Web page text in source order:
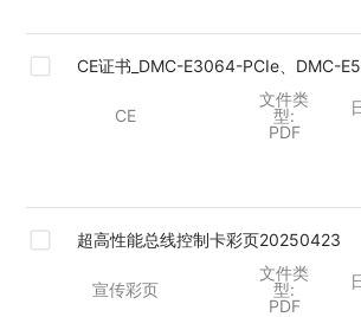
CE证书_DMC-E3064-PCIe、DMC-
CE
文件类
型:
PDF
超高性能总线控制卡彩页20250423
宣传彩页
文件类
型:
PDF